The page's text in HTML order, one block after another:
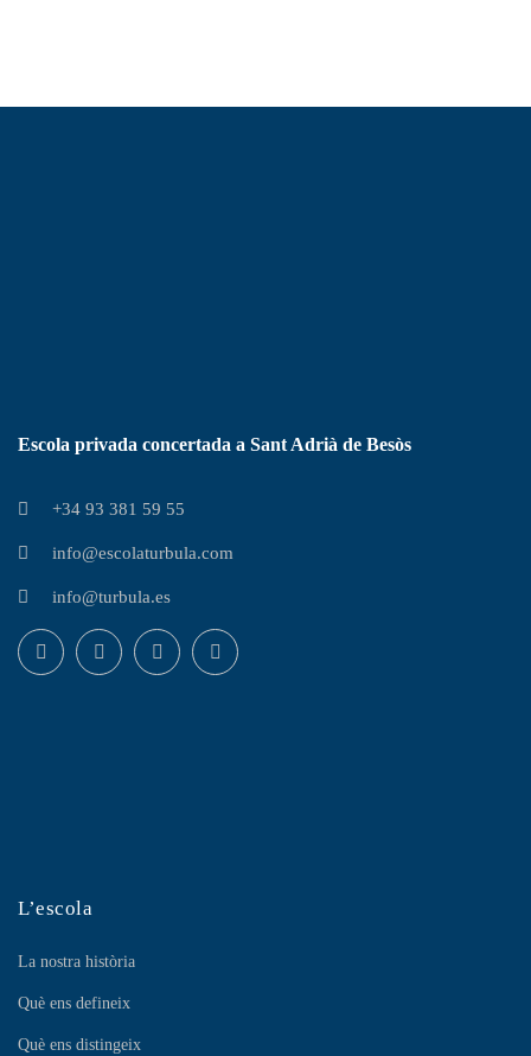
Escola privada concertada a Sant Adrià de Besòs
+34 93 381 59 55
info@escolaturbula.com
info@turbula.es
L’escola
La nostra història
Què ens defineix
Què ens distingeix